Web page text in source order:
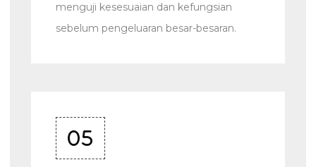
menguji kesesuaian dan kefungsian
sebelum pengeluaran besar-besaran.
05